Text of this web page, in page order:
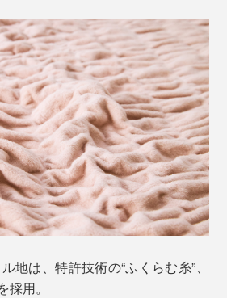
地は、特許技術の“ふくらむ糸”、
採用。